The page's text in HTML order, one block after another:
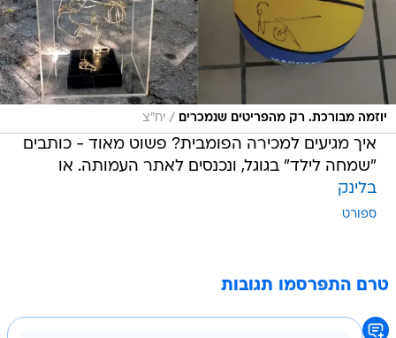
יוזמה מבורכת. רק מהפריטים שנמכרים / יח"צ
איך מגיעים למכירה הפומבית? פשוט מאוד - כותבים
"שמחה לילד" בגוגל, ונכנסים לאתר העמותה. או
בלינק
ספורט
טרם התפרסמו תגובות